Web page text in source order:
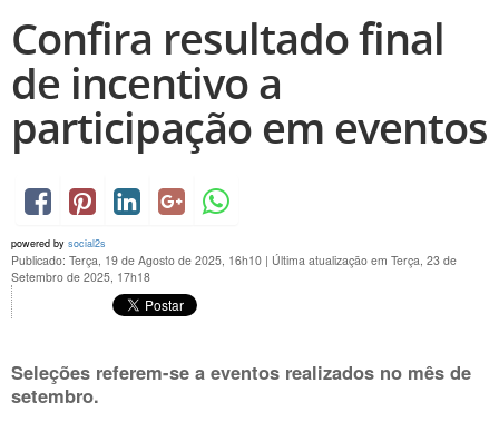
Confira resultado final
de incentivo a
participação em eventos
powered by social2s
Publicado: Terça, 19 de Agosto de 2025, 16h10 | Última atualização em Terça, 23 de
Setembro de 2025, 17h18
Seleções referem-se a eventos realizados no mês de
setembro.